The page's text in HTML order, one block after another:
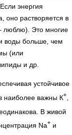
энергия
растворяется в
люблю). Это многие
воды больше, чем
(или
и др.
устойчивое
наиболее важны К+
В живой
Na+ и